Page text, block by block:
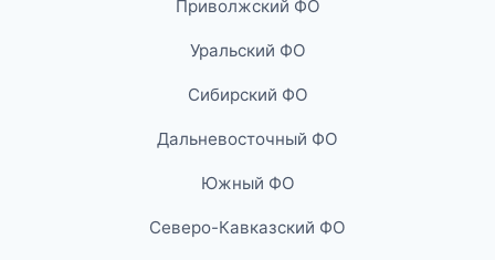
Приволжский ФО
Уральский ФО
Сибирский ФО
Дальневосточный ФО
Южный ФО
Северо-Кавказский ФО